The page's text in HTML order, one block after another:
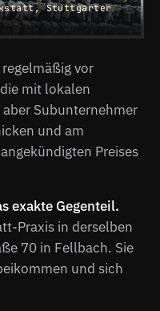
Stuttgarter
vor
mit lokalen
Subunternehmer
und am
Preises
exakte Gegenteil.
Praxis in derselben
70 in Fellbach. Sie
und sich